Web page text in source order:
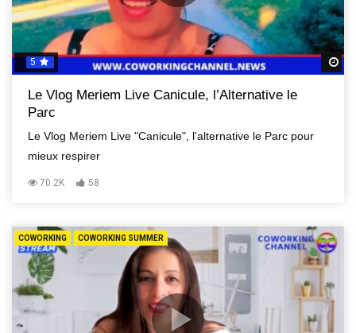
5
Le Vlog Meriem Live Canicule, l’Alternative le
Parc
Le Vlog Meriem Live "Canicule", l'alternative le Parc pour
mieux respirer
70.2K 58
COWORKING COWORKING SUMMER